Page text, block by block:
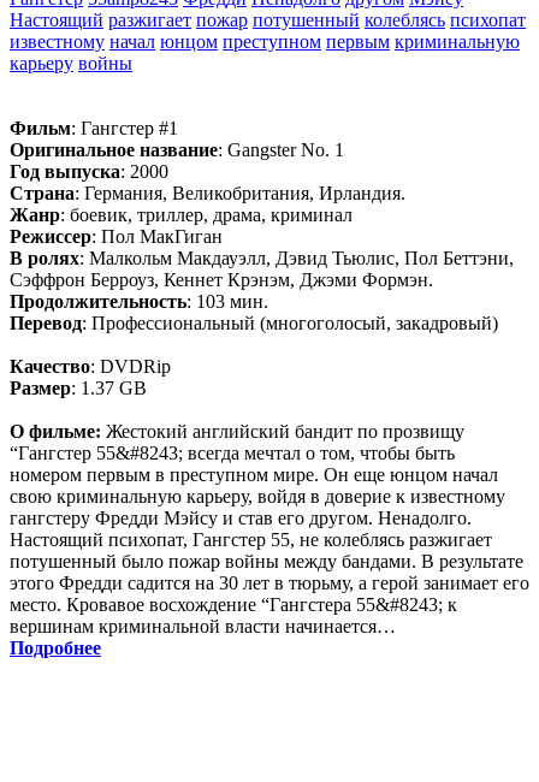
Настоящий разжигает пожар потушенный колеблясь психопат
известному начал юнцом преступном первым криминальную
карьеру войны
Фильм: Гангстер #1
Оригинальное название: Gangster No. 1
Год выпуска: 2000
Страна: Германия, Великобритания, Ирландия.
Жанр: боевик, триллер, драма, криминал
Режиссер: Пол МакГиган
В ролях: Малкольм Макдауэлл, Дэвид Тьюлис, Пол Беттэни,
Сэффрон Берроуз, Кеннет Крэнэм, Джэми Формэн.
Продолжительность: 103 мин.
Перевод: Профессиональный (многоголосый, закадровый)
Качество: DVDRip
Размер: 1.37 GB
О фильме: Жестокий английский бандит по прозвищу
“Гангстер 55&#8243; всегда мечтал о том, чтобы быть
номером первым в преступном мире. Он еще юнцом начал
свою криминальную карьеру, войдя в доверие к известному
гангстеру Фредди Мэйсу и став его другом. Ненадолго.
Настоящий психопат, Гангстер 55, не колеблясь разжигает
потушенный было пожар войны между бандами. В результате
этого Фредди садится на 30 лет в тюрьму, а герой занимает его
место. Кровавое восхождение “Гангстера 55&#8243; к
вершинам криминальной власти начинается…
Подробнее